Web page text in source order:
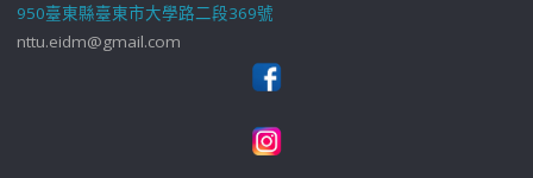
950臺東縣臺東市大學路二段369號
nttu.eidm@gmail.com